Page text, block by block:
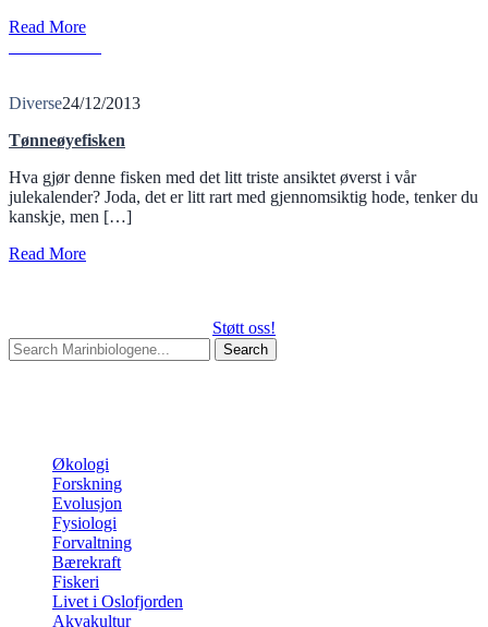
Read More
Diverse24/12/2013
Tønneøyefisken
Hva gjør denne fisken med det litt triste ansiktet øverst i vår
julekalender? Joda, det er litt rart med gjennomsiktig hode, tenker du
kanskje, men […]
Read More
Støtt oss!
Search
for:
Økologi
Forskning
Evolusjon
Fysiologi
Forvaltning
Bærekraft
Fiskeri
Livet i Oslofjorden
Akvakultur